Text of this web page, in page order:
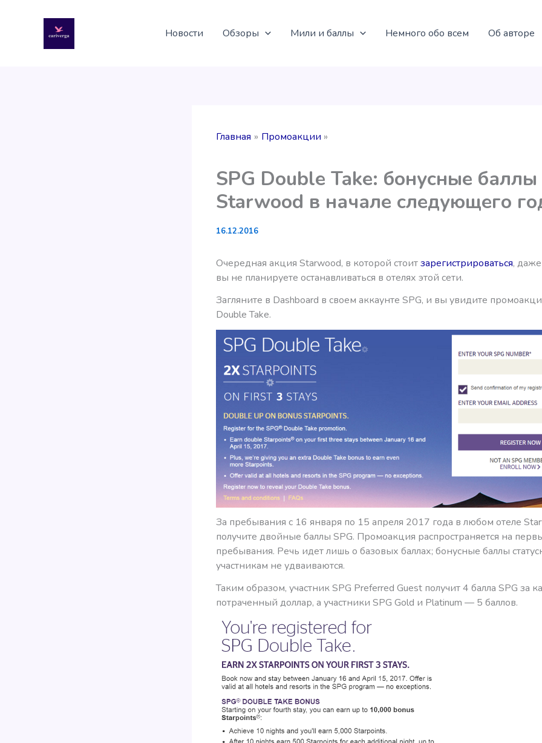
содержимому
Новости Обзоры Мили и баллы Немного обо всем Об авторе
Главная Промоакции
SPG Double Take: бонусные баллы
Starwood в начале следующего
16.12.2016
Очередная акция Starwood, в которой стоитзарегистрироваться,
вы не планируете останавливаться в отелях этой сети.
Загляните в Dashboard в своем аккаунте SPG, и вы увидите
Double Take.
За пребывания с 16 января по 15 апреля 2017 года в любом отеле
получите двойные баллы SPG. Промоакция распространяется на
пребывания. Речь идет лишь о базовых баллах; бонусные баллы
участникам не удваиваются.
Таким образом, участник SPG Preferred Guest получит 4 балла SPG за
потраченный доллар, а участники SPG Gold и Platinum — 5 баллов.